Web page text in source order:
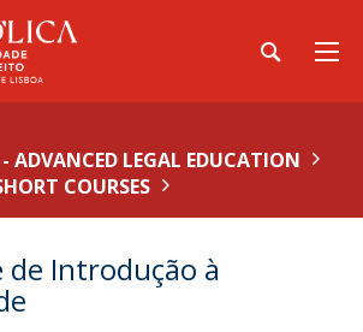
ADVANCED LEGAL EDUCATION
COURSES
de Introdução à